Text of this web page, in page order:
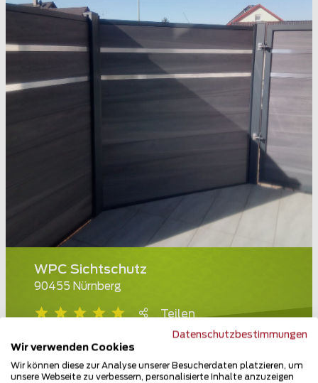
WPC Sichtschutz
90455 Nürnberg
Teilen
Datenschutzbestimmungen
Wir verwenden Cookies
Wir können diese zur Analyse unserer Besucherdaten platzieren, um
unsere Webseite zu verbessern, personalisierte Inhalte anzuzeigen